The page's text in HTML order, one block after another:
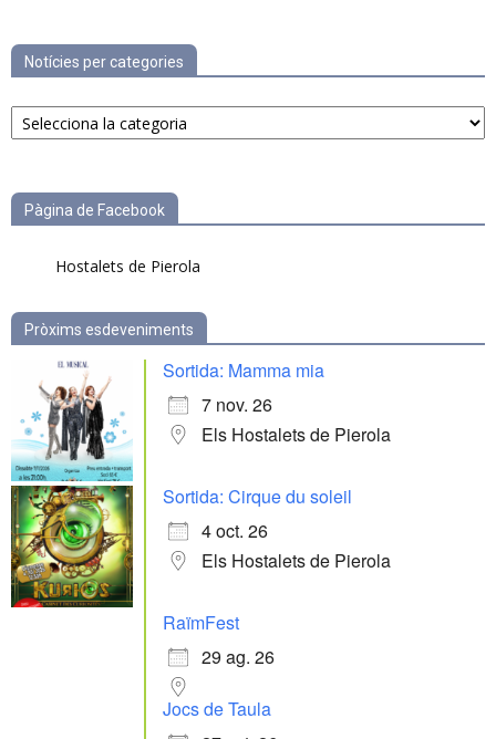
Notícies per categories
Notícies
per
Pàgina de Facebook
Hostalets de Pierola
Pròxims esdeveniments
Sortida: Mamma mia
7 nov. 26
Els Hostalets de Pierola
Sortida: Cirque du soleil
4 oct. 26
Els Hostalets de Pierola
RaïmFest
29 ag. 26
Jocs de Taula